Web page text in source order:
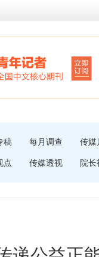
稿 每月调查 传媒
点 传媒透视 院长